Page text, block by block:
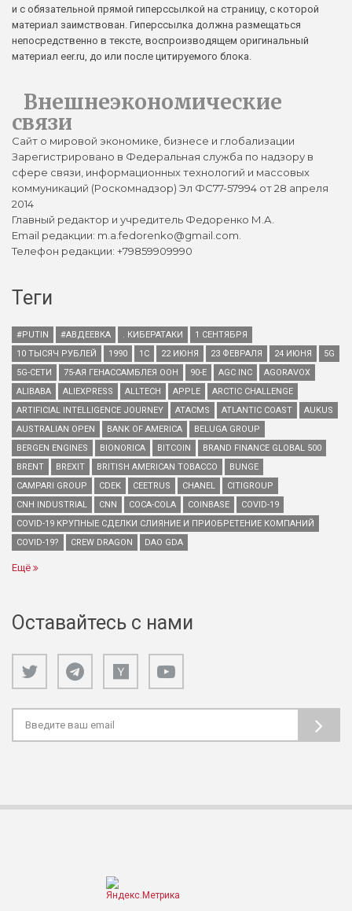
и с обязательной прямой гиперссылкой на страницу, с которой
материал заимствован. Гиперссылка должна размещаться
непосредственно в тексте, воспроизводящем оригинальный
материал eer.ru, до или после цитируемого блока.
Внешнеэкономические
связи
Сайт о мировой экономике, бизнесе и глобализации
Зарегистрировано в Федеральная служба по надзору в
сфере связи, информационных технологий и массовых
коммуникаций (Роскомнадзор) Эл ФС77-57994 от 28 апреля
2014
Главный редактор и учредитель Федоренко М.А.
Email редакции: m.a.fedorenko@gmail.com.
Телефон редакции: +79859909990
Теги
#PUTIN #АВДЕЕВКА . КИБЕРАТАКИ
1 СЕНТЯБРЯ
10 ТЫСЯЧ РУБЛЕЙ
1990 1С 22 ИЮНЯ 23 ФЕВРАЛЯ 24 ИЮНЯ
5G
5G-СЕТИ
75-АЯ ГЕНАССАМБЛЕЯ ООН 90-Е AGC INC
AGORAVOX
ALIBABA
ALIEXPRESS ALLTECH APPLE
ARCTIC CHALLENGE
ARTIFICIAL INTELLIGENCE JOURNEY
ATACMS ATLANTIC COAST
AUKUS
AUSTRALIAN OPEN
BANK OF AMERICA
BELUGA GROUP
BERGEN ENGINES
BIONORICA BITCOIN
BRAND FINANCE GLOBAL 500
BRENT
BREXIT BRITISH AMERICAN TOBACCO
BUNGE
CAMPARI GROUP
CDEK CEETRUS CHANEL
CITIGROUP
CNH INDUSTRIAL
CNN COCA-COLA COINBASE
COVID-19
COVID-19 КРУПНЫЕ СДЕЛКИ СЛИЯНИЕ И ПРИОБРЕТЕНИЕ КОМПАНИЙ
COVID-19?
CREW DRAGON DAO GDA
Ещё
Оставайтесь с нами